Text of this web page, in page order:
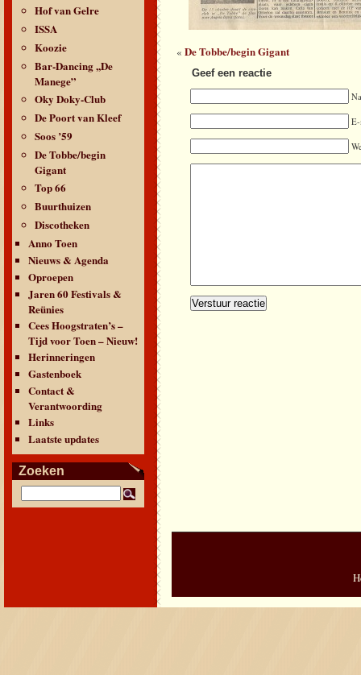
Hof van Gelre
ISSA
Koozie
Bar-Dancing ,,De
Manege”
Oky Doky-Club
De Poort van Kleef
Soos ’59
De Tobbe/begin
Gigant
Top 66
Buurthuizen
Discotheken
Anno Toen
Nieuws & Agenda
Oproepen
Jaren 60 Festivals &
Reünies
Cees Hoogstraten’s –
Tijd voor Toen – Nieuw!
Herinneringen
Gastenboek
Contact &
Verantwoording
Links
Laatste updates
Zoeken
«De Tobbe/begin Gigant
Geef een reactie